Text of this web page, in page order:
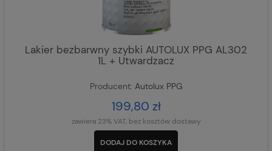
Lakier bezbarwny szybki AUTOLUX PPG AL302
1L + Utwardzacz
Producent: Autolux PPG
199,80 zł
zawiera 23% VAT, bez kosztów dostawy
DODAJ DO KOSZYKA